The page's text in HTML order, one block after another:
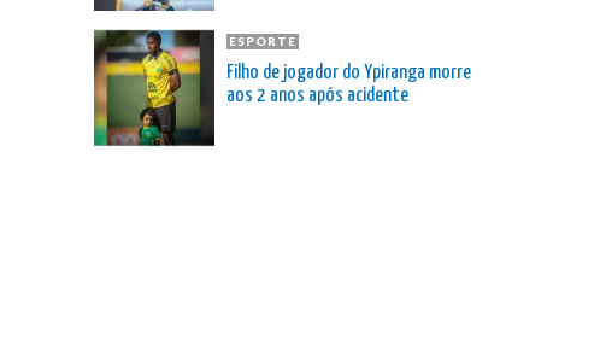
ESPORTE
Filho de jogador do Ypiranga morre
aos 2 anos após acidente